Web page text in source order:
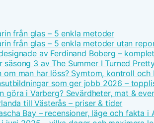
från glas – 5 enkla metoder
från glas – 5 enkla metoder utan
av Ferdinand Boberg –
säsong 3 av The Summer I Turned
om man har löss? Symtom, kontroll och
som ger jobb 2026 –
göra i Varberg? Sevärdheter, mat &
till Västerås – priser & tider
Bay – recensioner, läge och fakta i